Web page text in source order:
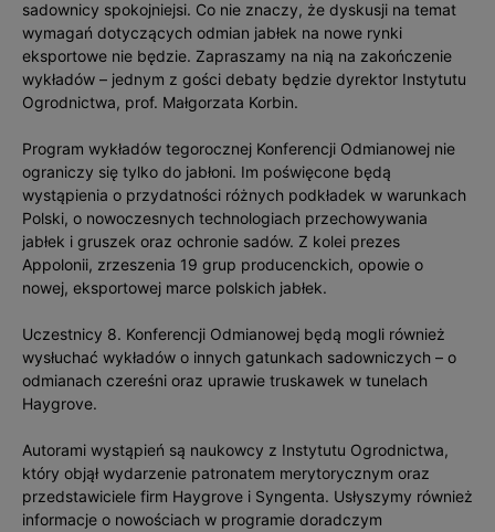
sadownicy spokojniejsi. Co nie znaczy, że dyskusji na temat
wymagań dotyczących odmian jabłek na nowe rynki
eksportowe nie będzie. Zapraszamy na nią na zakończenie
wykładów – jednym z gości debaty będzie dyrektor Instytutu
Ogrodnictwa, prof. Małgorzata Korbin.
Program wykładów tegorocznej Konferencji Odmianowej nie
ograniczy się tylko do jabłoni. Im poświęcone będą
wystąpienia o przydatności różnych podkładek w warunkach
Polski, o nowoczesnych technologiach przechowywania
jabłek i gruszek oraz ochronie sadów. Z kolei prezes
Appolonii, zrzeszenia 19 grup producenckich, opowie o
nowej, eksportowej marce polskich jabłek.
Uczestnicy 8. Konferencji Odmianowej będą mogli również
wysłuchać wykładów o innych gatunkach sadowniczych – o
odmianach czereśni oraz uprawie truskawek w tunelach
Haygrove.
Autorami wystąpień są naukowcy z Instytutu Ogrodnictwa,
który objął wydarzenie patronatem merytorycznym oraz
przedstawiciele firm Haygrove i Syngenta. Usłyszymy również
informacje o nowościach w programie doradczym